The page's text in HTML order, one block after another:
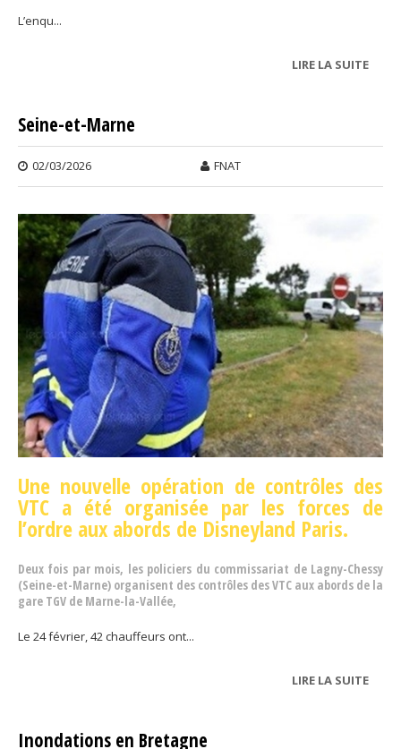
L’enqu...
LIRE LA SUITEDE
Seine-et-Marne
02/03/2026 FNAT
Une nouvelle opération de contrôles des
VTC a été organisée par les forces de
l’ordre aux abords de Disneyland Paris.
Deux fois par mois, les policiers du commissariat de Lagny-Chessy
(Seine-et-Marne) organisent des contrôles des VTC aux abords de la
gare TGV de Marne-la-Vallée,
Le 24 février, 42 chauffeurs ont...
LIRE LA SUITEDE
Inondations en Bretagne